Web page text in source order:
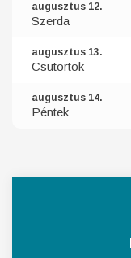
augusztus 12.
Szerda
augusztus 13.
Csütörtök
augusztus 14.
Péntek